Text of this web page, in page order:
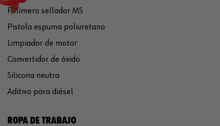
Polímero sellador MS
Pistola espuma poliuretano
Limpiador de motor
Convertidor de óxido
Silicona neutra
Aditivo para diésel
ROPA DE TRABAJO